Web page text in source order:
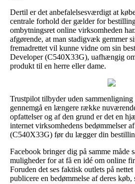
Dertil er det anbefalelsesværdigt at
centrale forhold der gælder for
ombytningsret online virksomheden
afgørende, at man stadigvæk gemmer
fremadrettet vil kunne vidne om sin
Developer (C540X33G), uafhængig
produkt til en herre eller dame.
Trustpilot tilbyder uden
gennemgå en længere række
opfattelser og af den grund er det en
internet virksomhedens bedømmelser
(C540X33G) før du lægger din
Facebook bringer dig på samme måde
muligheder for at få en idé om online
Foruden det ses faktisk outlets på
publicere en bedømmelse af deres køb,